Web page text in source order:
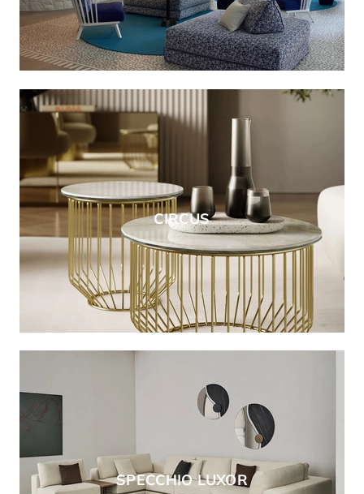
CIRCUS
SPECCHIO LUXOR